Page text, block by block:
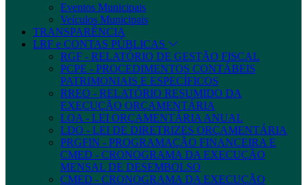
Eventos Municipais
Veículos Municipais
TRANSPARÊNCIA
LRF e CONTAS PÚBLICAS
RGF - RELATÓRIO DE GESTÃO FISCAL
PCPE - PROCEDIMENTOS CONTÁBEIS
PATRIMONIAIS E ESPECÍFICOS
RREO - RELATÓRIO RESUMIDO DA
EXECUÇÃO ORÇAMENTÁRIA
LOA - LEI ORÇAMENTÁRIA ANUAL
LDO - LEI DE DIRETRIZES ORÇAMENTÁRIA
PRGFIN - PROGRAMAÇÃO FINANCEIRA E
CMED - CRONOGRAMA DA EXECUÇÃO
MENSAL DE DESEMBOLSO
CMED - CRONOGRAMA DA EXECUÇÃO